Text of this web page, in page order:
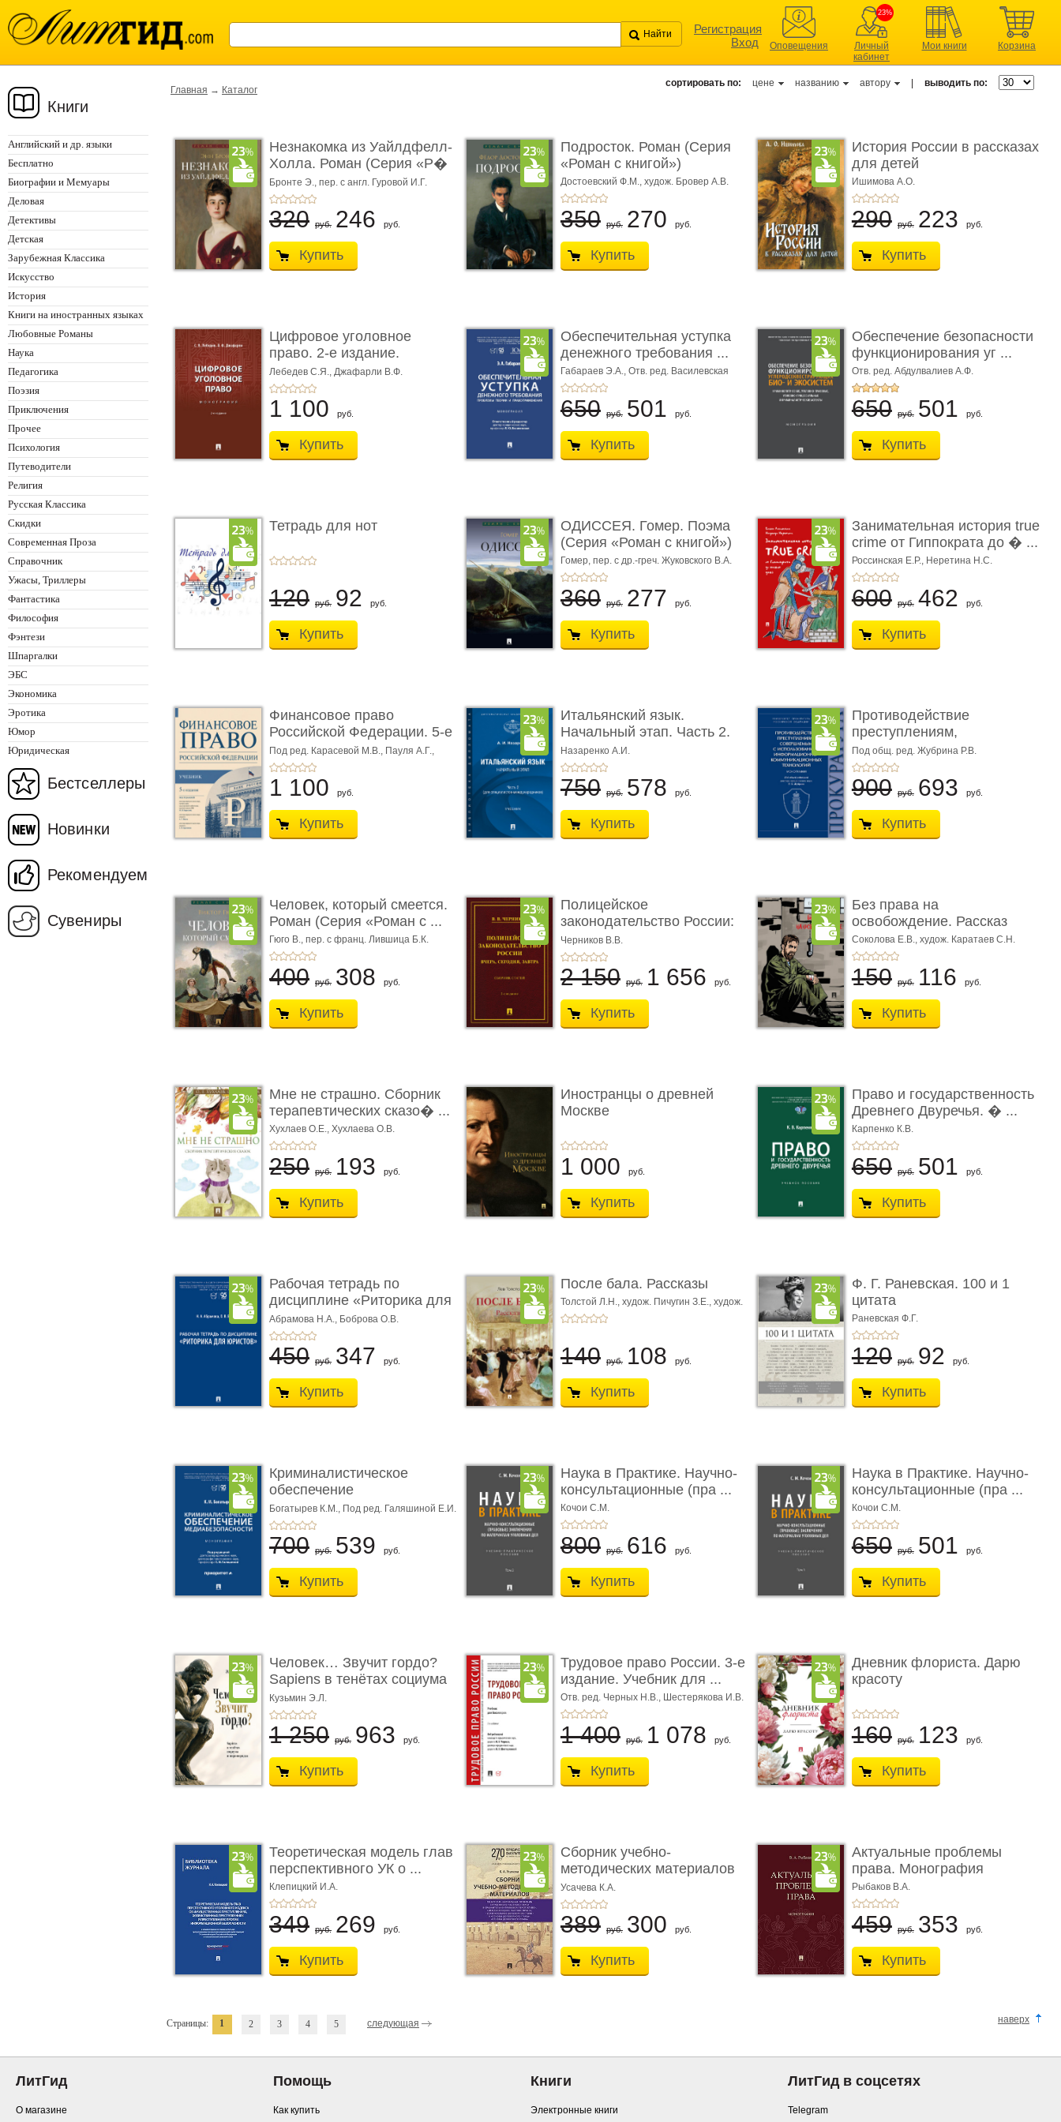
Регистрация
Вход
Оповещения
23%
Личный
кабинет
Мои книги Корзина
Книги
Английский и др. языки
Бесплатно
Биографии и Мемуары
Деловая
Детективы
Детская
Зарубежная Классика
Искусство
История
Книги на иностранных языках
Любовные Романы
Наука
Педагогика
Поэзия
Приключения
Прочее
Психология
Путеводители
Религия
Русская Классика
Скидки
Современная Проза
Справочник
Ужасы, Триллеры
Фантастика
Философия
Фэнтези
Шпаргалки
ЭБС
Экономика
Эротика
Юмор
Юридическая
Бестселлеры
Новинки
Рекомендуем
Сувениры
Главная → Каталог
сортировать по: цене названию автору выводить по:
Незнакомка из Уайлдфелл-
Холла. Роман (Серия «Р�
...
Бронте Э., пер. с англ. Гуровой И.Г.
320 руб. 246 руб.
Купить
Подросток. Роман (Серия
«Роман с книгой»)
Достоевский Ф.М., худож. Бровер А.В.
350 руб. 270 руб.
Купить
История России в рассказах
для детей
Ишимова А.О.
290 руб. 223 руб.
Купить
Цифровое уголовное
право. 2-е издание.
Монограф ...
Лебедев С.Я., Джафарли В.Ф.
1 100 руб.
Купить
Обеспечительная уступка
денежного требования ...
Габараев Э.А., Отв. ред. Василевская
Л.Ю.,вступ. сл. Каретина М.Г.
650 руб. 501 руб.
Купить
Обеспечение безопасности
функционирования уг ...
Отв. ред. Абдулвалиев А.Ф.
650 руб. 501 руб.
Купить
Тетрадь для нот
120 руб. 92 руб.
Купить
ОДИССЕЯ. Гомер. Поэма
(Серия «Роман с книгой»)
Гомер, пер. с др.-греч. Жуковского В.А.
360 руб. 277 руб.
Купить
Занимательная история true
crime от Гиппократа до � ...
Россинская Е.Р., Неретина Н.С.
600 руб. 462 руб.
Купить
Финансовое право
Российской Федерации. 5-е
изд� ...
Под ред. Карасевой М.В., Пауля А.Г.,
Красюкова А.В.
1 100 руб.
Купить
Итальянский язык.
Начальный этап. Часть 2.
Учеб� ...
Назаренко А.И.
750 руб. 578 руб.
Купить
Противодействие
преступлениям,
совершаемым с ...
Под общ. ред. Жубрина Р.В.
900 руб. 693 руб.
Купить
Человек, который смеется.
Роман (Серия «Роман с ...
Гюго В., пер. с франц. Лившица Б.К.
400 руб. 308 руб.
Купить
Полицейское
законодательство России:
вчера, с� ...
Черников В.В.
2 150 руб. 1 656 руб.
Купить
Без права на
освобождение. Рассказ
Соколова Е.В., худож. Каратаев С.Н.
150 руб. 116 руб.
Купить
Мне не страшно. Сборник
терапевтических сказо� ...
Хухлаев О.Е., Хухлаева О.В.
250 руб. 193 руб.
Купить
Иностранцы о древней
Москве
1 000 руб.
Купить
Право и государственность
Древнего Двуречья. � ...
Карпенко К.В.
650 руб. 501 руб.
Купить
Рабочая тетрадь по
дисциплине «Риторика для
ю� ...
Абрамова Н.А., Боброва О.В.
450 руб. 347 руб.
Купить
После бала. Рассказы
Толстой Л.Н., худож. Пичугин З.Е., худож.
Лебедев А.И.,
140 руб. 108 руб.
Купить
Ф. Г. Раневская. 100 и 1
цитата
Раневская Ф.Г.
120 руб. 92 руб.
Купить
Криминалистическое
обеспечение
медиабезопас� ...
Богатырев К.М., Под ред. Галяшиной Е.И.
700 руб. 539 руб.
Купить
Наука в Практике. Научно-
консультационные (пра ...
Кочои С.М.
800 руб. 616 руб.
Купить
Наука в Практике. Научно-
консультационные (пра ...
Кочои С.М.
650 руб. 501 руб.
Купить
Человек… Звучит гордо?
Sapiens в тенётах социума
� ...
Кузьмин Э.Л.
1 250 руб. 963 руб.
Купить
Трудовое право России. 3-е
издание. Учебник для ...
Отв. ред. Черных Н.В., Шестерякова И.В.
1 400 руб. 1 078 руб.
Купить
Дневник флориста. Дарю
красоту
160 руб. 123 руб.
Купить
Теоретическая модель глав
перспективного УК о ...
Клепицкий И.А.
349 руб. 269 руб.
Купить
Сборник учебно-
методических материалов
по кур ...
Усачева К.А.
389 руб. 300 руб.
Купить
Актуальные проблемы
права. Монография
Рыбаков В.А.
459 руб. 353 руб.
Купить
Страницы: 1 2 3 4 5 следующая наверх
ЛитГид
О магазине
Помощь
Как купить
Книги
Электронные книги
ЛитГид в соцсетях
Telegram